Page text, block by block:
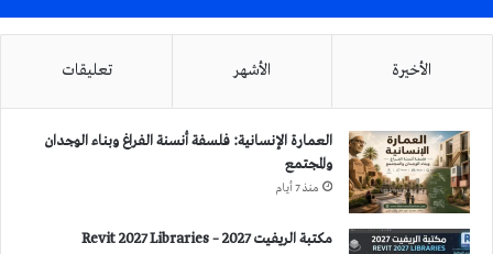
الأخيرة الأشهر تعليقات
العمارة الإنسانية: فلسفة أنسنة الفراغ وبناء الوجدان
والمجتمع
منذ 7 أيام
مكتبة الريفيت 2027 – Revit 2027 Libraries